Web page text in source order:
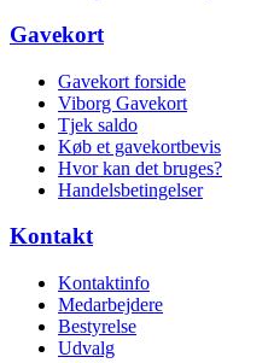
Gavekort
Gavekort forside
Viborg Gavekort
Tjek saldo
Køb et gavekortbevis
Hvor kan det bruges?
Handelsbetingelser
Kontakt
Kontaktinfo
Medarbejdere
Bestyrelse
Udvalg